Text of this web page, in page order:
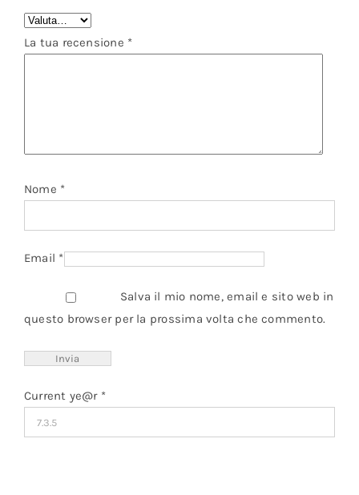
La tua recensione *
Nome *
Email *
Salva il mio nome, email e sito web in
questo browser per la prossima volta che commento.
Current ye@r *